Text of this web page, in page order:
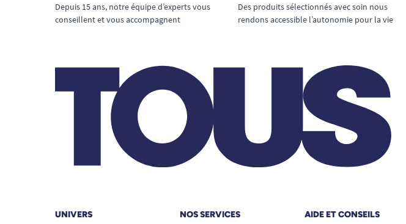
Depuis 15 ans, notre équipe d’experts vous
conseillent et vous accompagnent
Des produits sélectionnés avec soin nous
rendons accessible l’autonomie pour la vie
UNIVERS NOS SERVICES AIDE ET CONSEILS